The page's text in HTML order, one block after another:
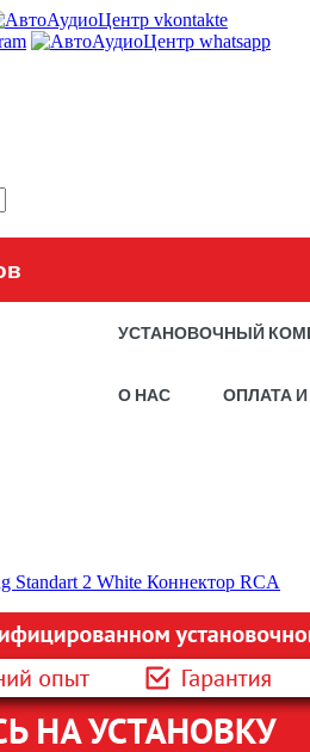
УСТАНОВОЧНЫЙ
О НАС ОПЛАТА